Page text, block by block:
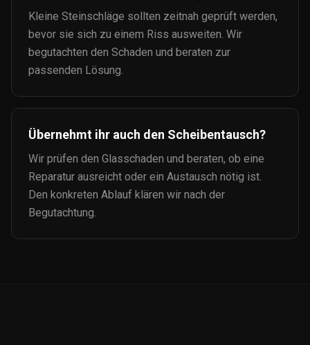
Kleine Steinschläge sollten zeitnah geprüft werden,
bevor sie sich zu einem Riss ausweiten. Wir
begutachten den Schaden und beraten zur
passenden Lösung.
Übernehmt ihr auch den Scheibentausch?
Wir prüfen den Glasschaden und beraten, ob eine
Reparatur ausreicht oder ein Austausch nötig ist.
Den konkreten Ablauf klären wir nach der
Begutachtung.